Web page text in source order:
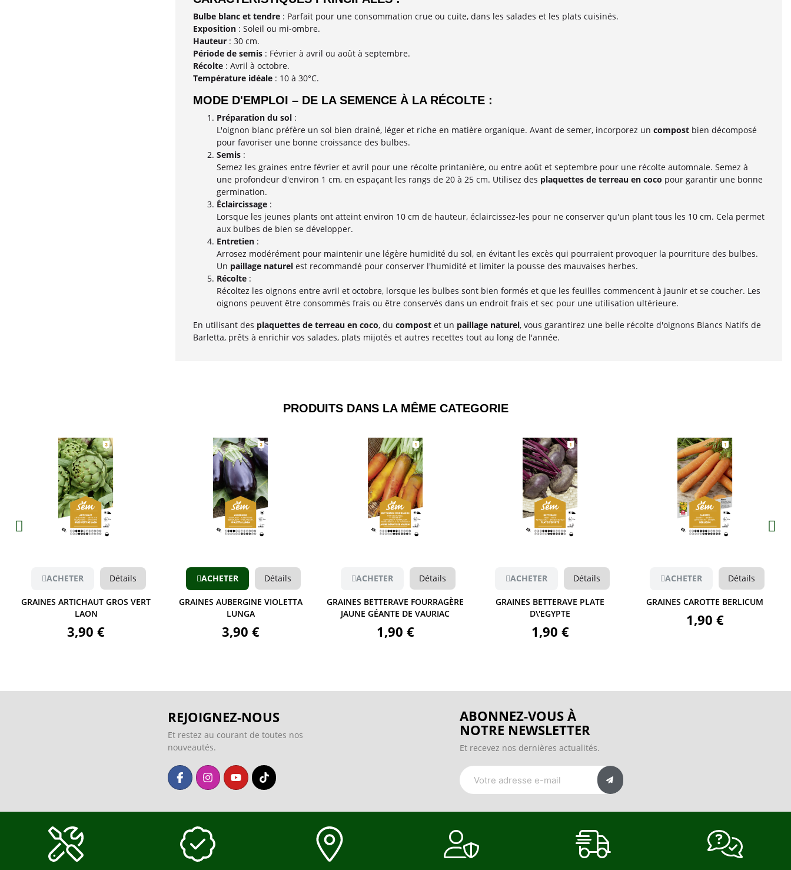
Bulbe blanc et tendre: Parfait pour une consommation crue ou cuite, dans les salades et les plats cuisinés.
Exposition: Soleil ou mi-ombre.
Hauteur: 30 cm.
Période de semis: Février à avril ou août à septembre.
Récolte: Avril à octobre.
Température idéale: 10 à 30°C.
MODE D'EMPLOI – DE LA SEMENCE À LA RÉCOLTE :
Préparation du sol:
L'oignon blanc préfère un sol bien drainé, léger et riche en matière organique. Avant de semer, incorporez un compostbien décomposé
pour favoriser une bonne croissance des bulbes.
Semis:
Semez les graines entre février et avril pour une récolte printanière, ou entre août et septembre pour une récolte automnale. Semez à
une profondeur d'environ 1 cm, en espaçant les rangs de 20 à 25 cm. Utilisez des plaquettes de terreau en coco pour garantir une bonne
germination.
Éclaircissage:
Lorsque les jeunes plants ont atteint environ 10 cm de hauteur, éclaircissez-les pour ne conserver qu'un plant tous les 10 cm. Cela permet
aux bulbes de bien se développer.
Entretien:
Arrosez modérément pour maintenir une légère humidité du sol, en évitant les excès qui pourraient provoquer la pourriture des bulbes.
Un paillage naturelest recommandé pour conserver l'humidité et limiter la pousse des mauvaises herbes.
Récolte:
Récoltez les oignons entre avril et octobre, lorsque les bulbes sont bien formés et que les feuilles commencent à jaunir et se coucher. Les
oignons peuvent être consommés frais ou être conservés dans un endroit frais et sec pour une utilisation ultérieure.
En utilisant des plaquettes de terreau en coco, du compostet un paillage naturel, vous garantirez une belle récolte d'oignons Blancs Natifs de
Barletta, prêts à enrichir vos salades, plats mijotés et autres recettes tout au long de l'année.
PRODUITS DANS LA MÊME CATEGORIE​
Aperçu
ACHETER Détails
GRAINES ARTICHAUT GROS VERT
LAON
3,90 €
Aperçu
ACHETER Détails
GRAINES AUBERGINE VIOLETTA
LUNGA
3,90 €
Aperçu
ACHETER Détails
GRAINES BETTERAVE FOURRAGÈRE
JAUNE GÉANTE DE VAURIAC
1,90 €
Aperçu
ACHETER Détails
GRAINES BETTERAVE PLATE
D\'EGYPTE
1,90 €
Aperçu
ACHETER Détails
GRAINES CAROTTE BERLICUM
1,90 €
REJOIGNEZ-NOUS
Et restez au courant de toutes nos
nouveautés.
ABONNEZ-VOUS À
NOTRE NEWSLETTER
Et recevez nos dernières actualités.